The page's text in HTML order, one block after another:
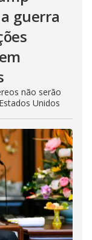
guerra
não serão
Unidos